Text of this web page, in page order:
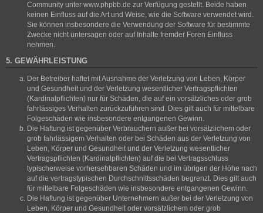
Community unter www.phpbb.de zur Verfügung gestellt. Beide haben
keinen Einfluss auf die Art und Weise, wie die Software verwendet wird.
Sie können insbesondere die Verwendung der Software für bestimmte
Zwecke nicht untersagen oder auf Inhalte fremder Foren Einfluss
nehmen.
5. GEWÄHRLEISTUNG
Der Betreiber haftet mit Ausnahme der Verletzung von Leben, Körper
und Gesundheit und der Verletzung wesentlicher Vertragspflichten
(Kardinalpflichten) nur für Schäden, die auf ein vorsätzliches oder grob
fahrlässiges Verhalten zurückzuführen sind. Dies gilt auch für mittelbare
Folgeschäden wie insbesondere entgangenen Gewinn.
Die Haftung ist gegenüber Verbrauchern außer bei vorsätzlichem oder
grob fahrlässigem Verhalten oder bei Schäden aus der Verletzung von
Leben, Körper und Gesundheit und der Verletzung wesentlicher
Vertragspflichten (Kardinalpflichten) auf die bei Vertragsschluss
typischerweise vorhersehbaren Schäden und im übrigen der Höhe nach
auf die vertragstypischen Durchschnittsschäden begrenzt. Dies gilt auch
für mittelbare Folgeschäden wie insbesondere entgangenen Gewinn.
Die Haftung ist gegenüber Unternehmern außer bei der Verletzung von
Leben, Körper und Gesundheit oder vorsätzlichem oder grob